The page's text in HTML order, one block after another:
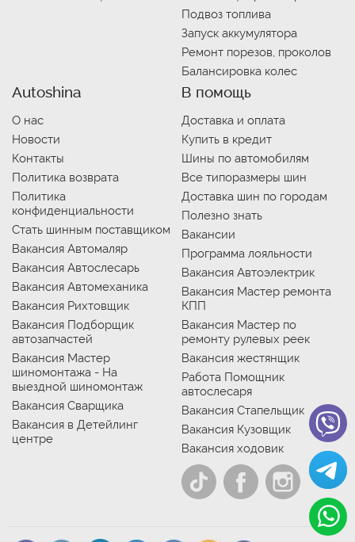
Подвоз топлива
Запуск аккумулятора
Ремонт порезов, проколов
Балансировка колес
Autoshina
О нас
Новости
Контакты
Политика возврата
Политика
конфиденциальности
Стать шинным поставщиком
Вакансия Автомаляр
Вакансия Автослесарь
Вакансия Автомеханика
Вакансия Рихтовщик
Вакансия Подборщик
автозапчастей
Вакансия Мастер
шиномонтажа - На
выездной шиномонтаж
Вакансия Сварщика
Вакансия в Детейлинг
центре
В помощь
Доставка и оплата
Купить в кредит
Шины по автомобилям
Все типоразмеры шин
Доставка шин по городам
Полезно знать
Вакансии
Программа лояльности
Вакансия Автоэлектрик
Вакансия Мастер ремонта
КПП
Вакансия Мастер по
ремонту рулевых реек
Вакансия жестянщик
Работа Помощник
автослесаря
Вакансия Стапельщик
Вакансия Кузовщик
Вакансия ходовик